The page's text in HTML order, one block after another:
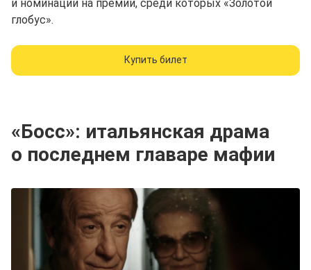
и номинации на премии, среди которых «Золотой
глобус».
Купить билет
«Босс»: итальянская драма
о последнем главаре мафии